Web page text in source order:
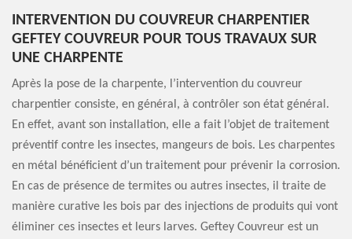
INTERVENTION DU COUVREUR CHARPENTIER
GEFTEY COUVREUR POUR TOUS TRAVAUX SUR
UNE CHARPENTE
Après la pose de la charpente, l’intervention du couvreur
charpentier consiste, en général, à contrôler son état général.
En effet, avant son installation, elle a fait l’objet de traitement
préventif contre les insectes, mangeurs de bois. Les charpentes
en métal bénéficient d’un traitement pour prévenir la corrosion.
En cas de présence de termites ou autres insectes, il traite de
manière curative les bois par des injections de produits qui vont
éliminer ces insectes et leurs larves. Geftey Couvreur est un